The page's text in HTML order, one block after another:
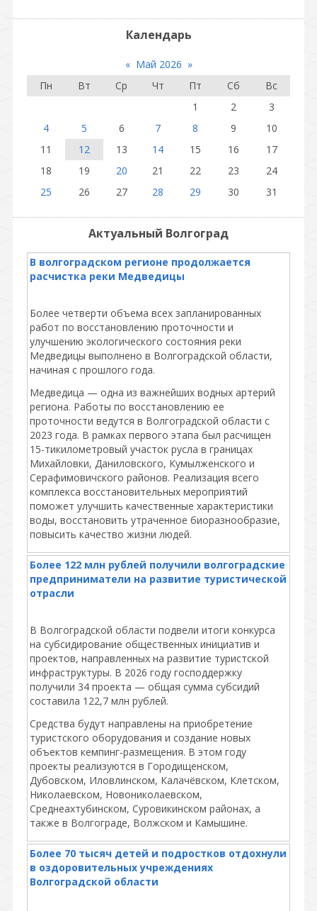
Календарь
« Май 2026 »
Пн
Вт Ср Чт Пт Сб
Вс
1
2
3
4
5 6 7 8 9
10
11
12 13 14 15 16
17
18
19 20 21 22 23
24
25
26 27 28 29 30 31
Актуальный Волгоград
В волгоградском регионе продолжается
расчистка реки Медведицы
Более четверти объема всех запланированных
работ по восстановлению проточности и
улучшению экологического состояния реки
Медведицы выполнено в Волгоградской области,
начиная с прошлого года.
Медведица — одна из важнейших водных артерий
региона. Работы по восстановлению ее
проточности ведутся в Волгоградской области с
2023 года. В рамках первого этапа был расчищен
15-тикилометровый участок русла в границах
Михайловки, Даниловского, Кумылженского и
Серафимовичского районов. Реализация всего
комплекса восстановительных мероприятий
поможет улучшить качественные характеристики
воды, восстановить утраченное биоразнообразие,
повысить качество жизни людей.
Более 122 млн рублей получили волгоградские
предприниматели на развитие туристической
отрасли
В Волгоградской области подвели итоги конкурса
на субсидирование общественных инициатив и
проектов, направленных на развитие туристской
инфраструктуры. В 2026 году господдержку
получили 34 проекта — общая сумма субсидий
составила 122,7 млн рублей.
Средства будут направлены на приобретение
туристского оборудования и создание новых
объектов кемпинг‑размещения. В этом году
проекты реализуются в Городищенском,
Дубовском, Иловлинском, Калачёвском, Клетском,
Николаевском, Новониколаевском,
Среднеахтубинском, Суровикинском районах, а
также в Волгограде, Волжском и Камышине.
Более 70 тысяч детей и подростков отдохнули
в оздоровительных учреждениях
Волгоградской области